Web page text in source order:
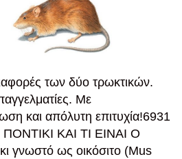
των δύο τρωκτικών.
Με
και απόλυτη επιτυχία!6931
ΚΑΙ ΤΙ ΕΙΝΑΙ Ο
γνωστό ως οικόσιτο (Mus